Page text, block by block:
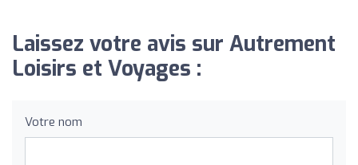
Laissez votre avis sur Autrement
Loisirs et Voyages :
Votre nom